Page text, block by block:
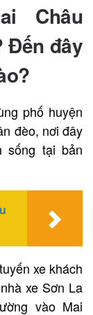
Châu
Đến đây
phố huyện
đèo, nơi đây
sống tại bản
xe khách
xe Sơn La
vào Mai